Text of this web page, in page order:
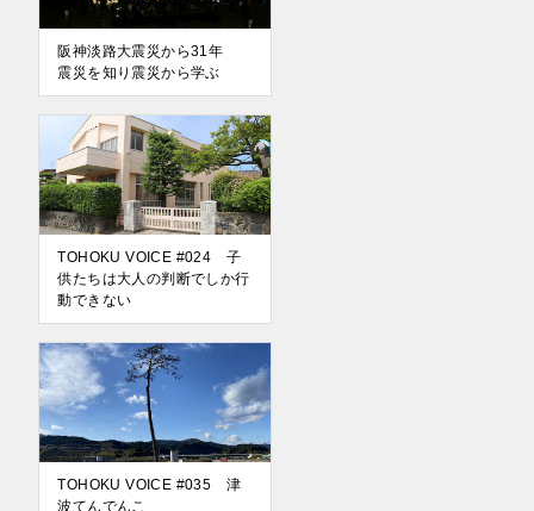
阪神淡路大震災から31年
震災を知り震災から学ぶ
TOHOKU VOICE #024 子
供たちは大人の判断でしか行
動できない
TOHOKU VOICE #035 津
波てんでんこ